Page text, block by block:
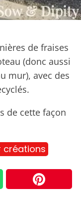
de fraises
(donc aussi
mur), avec des
de cette façon
créations